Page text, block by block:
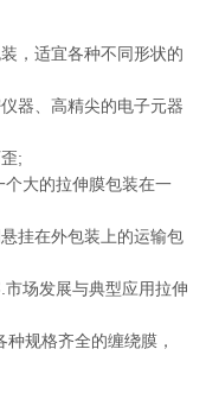
，适宜各种不同形状的
器、高精尖的电子元器
;
大的拉伸膜包装在一
挂在外包装上的运输包
场发展与典型应用拉伸
规格齐全的缠绕膜，